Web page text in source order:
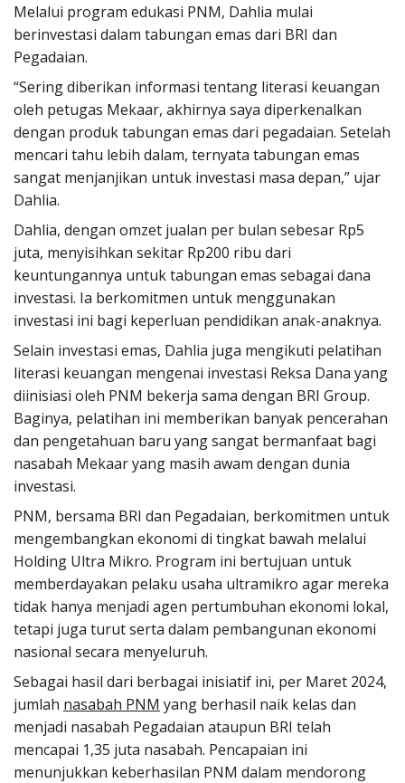
Melalui program edukasi PNM, Dahlia mulai
berinvestasi dalam tabungan emas dari BRI dan
Pegadaian.
“Sering diberikan informasi tentang literasi keuangan
oleh petugas Mekaar, akhirnya saya diperkenalkan
dengan produk tabungan emas dari pegadaian. Setelah
mencari tahu lebih dalam, ternyata tabungan emas
sangat menjanjikan untuk investasi masa depan,” ujar
Dahlia.
Dahlia, dengan omzet jualan per bulan sebesar Rp5
juta, menyisihkan sekitar Rp200 ribu dari
keuntungannya untuk tabungan emas sebagai dana
investasi. Ia berkomitmen untuk menggunakan
investasi ini bagi keperluan pendidikan anak-anaknya.
Selain investasi emas, Dahlia juga mengikuti pelatihan
literasi keuangan mengenai investasi Reksa Dana yang
diinisiasi oleh PNM bekerja sama dengan BRI Group.
Baginya, pelatihan ini memberikan banyak pencerahan
dan pengetahuan baru yang sangat bermanfaat bagi
nasabah Mekaar yang masih awam dengan dunia
investasi.
PNM, bersama BRI dan Pegadaian, berkomitmen untuk
mengembangkan ekonomi di tingkat bawah melalui
Holding Ultra Mikro. Program ini bertujuan untuk
memberdayakan pelaku usaha ultramikro agar mereka
tidak hanya menjadi agen pertumbuhan ekonomi lokal,
tetapi juga turut serta dalam pembangunan ekonomi
nasional secara menyeluruh.
Sebagai hasil dari berbagai inisiatif ini, per Maret 2024,
jumlah nasabah PNM yang berhasil naik kelas dan
menjadi nasabah Pegadaian ataupun BRI telah
mencapai 1,35 juta nasabah. Pencapaian ini
menunjukkan keberhasilan PNM dalam mendorong